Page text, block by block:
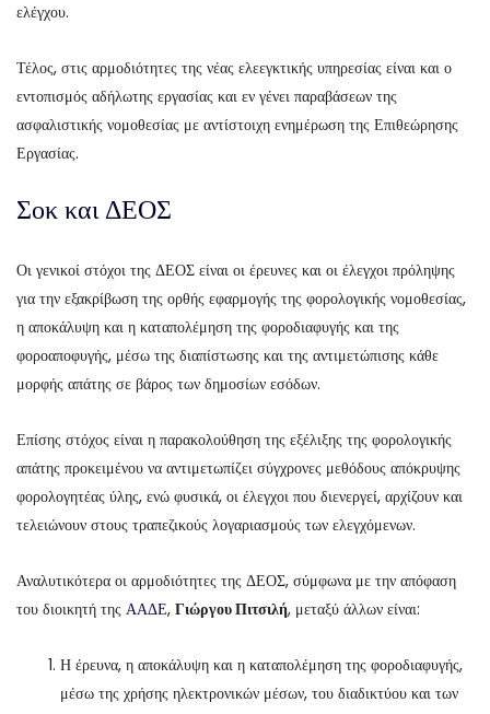
ελέγχου.
Τέλος, στις αρμοδιότητες της νέας ελεεγκτικής υπηρεσίας είναι και ο
εντοπισμός αδήλωτης εργασίας και εν γένει παραβάσεων της
ασφαλιστικής νομοθεσίας με αντίστοιχη ενημέρωση της Επιθεώρησης
Εργασίας.
Σοκ και ΔΕΟΣ
Οι γενικοί στόχοι της ΔΕΟΣ είναι οι έρευνες και οι έλεγχοι πρόληψης
για την εξακρίβωση της ορθής εφαρμογής της φορολογικής νομοθεσίας,
η αποκάλυψη και η καταπολέμηση της φοροδιαφυγής και της
φοροαποφυγής, μέσω της διαπίστωσης και της αντιμετώπισης κάθε
μορφής απάτης σε βάρος των δημοσίων εσόδων.
Επίσης στόχος είναι η παρακολούθηση της εξέλιξης της φορολογικής
απάτης προκειμένου να αντιμετωπίζει σύγχρονες μεθόδους απόκρυψης
φορολογητέας ύλης, ενώ φυσικά, οι έλεγχοι που διενεργεί, αρχίζουν και
τελειώνουν στους τραπεζικούς λογαριασμούς των ελεγχόμενων.
Αναλυτικότερα οι αρμοδιότητες της ΔΕΟΣ, σύμφωνα με την απόφαση
του διοικητή της ΑΑΔΕ, Γιώργου Πιτσιλή, μεταξύ άλλων είναι:
Η έρευνα, η αποκάλυψη και η καταπολέμηση της φοροδιαφυγής,
μέσω της χρήσης ηλεκτρονικών μέσων, του διαδικτύου και των